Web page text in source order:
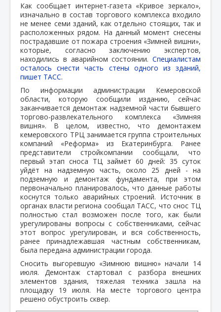
Как сообщает интернет-газета «Кривое зеркало»,
изначально в состав торгового комплекса входило
не менее семи зданий, как отдельно стоящих, так и
расположенных рядом. На данный момент снесены
пострадавшие от пожара строения «Зимней вишни»,
которые, согласно заключению экспертов,
находились в аварийном состоянии. Специалистам
осталось снести часть стены одного из зданий,
пишет ТАСС.
По информации администрации Кемеровской
области, которую сообщили изданию, сейчас
заканчивается демонтаж надземной части бывшего
торгово-развлекательного комплекса «Зимняя
вишня». В целом, известно, что демонтажем
кемеровского ТРЦ занимается группа строительных
компаний «Реформа» из Екатеринбурга. Ранее
представители стройкомпании сообщали, что
первый этап сноса ТЦ займёт 60 дней: 35 суток
уйдёт на надземную часть, около 25 дней - на
подземную и демонтаж фундамента, при этом
первоначально планировалось, что данные работы
коснутся только аварийных строений. Источник в
органах власти региона сообщал ТАСС, что снос ТЦ
полностью стал возможен после того, как были
урегулированы вопросы с собственниками, сейчас
этот вопрос урегулирован, и вся собственность,
ранее принадлежавшая частным собственникам,
была передана администрации города.
Сносить выгоревшую «Зимнюю вишню» начали 14
июля. Демонтаж стартовал с разбора внешних
элементов здания, тяжелая техника зашла на
площадку 19 июля. На месте торгового центра
решено обустроить сквер.